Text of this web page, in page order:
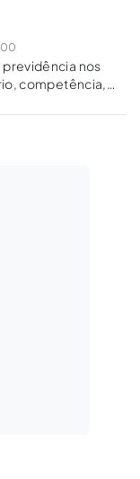
previdência nos
competência,